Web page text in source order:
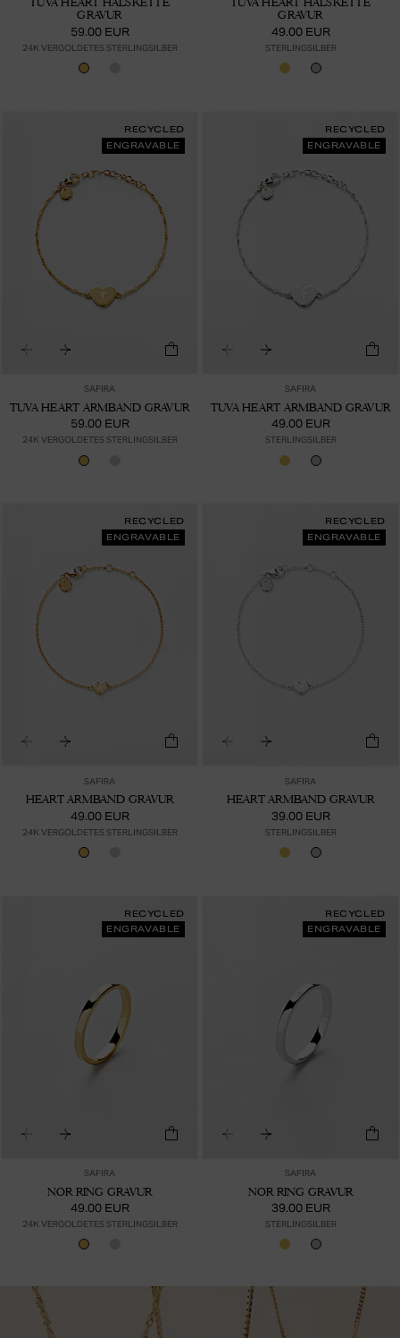
GRAVUR
59.00 EUR
24K VERGOLDETES STERLINGSILBER
GRAVUR
49.00 EUR
STERLINGSILBER
RECYCLED
ENGRAVABLE
SAFIRA
TUVA HEART ARMBAND GRAVUR
59.00 EUR
24K VERGOLDETES STERLINGSILBER
RECYCLED
ENGRAVABLE
SAFIRA
TUVA HEART ARMBAND GRAVUR
49.00 EUR
STERLINGSILBER
RECYCLED
ENGRAVABLE
SAFIRA
HEART ARMBAND GRAVUR
49.00 EUR
24K VERGOLDETES STERLINGSILBER
RECYCLED
ENGRAVABLE
SAFIRA
HEART ARMBAND GRAVUR
39.00 EUR
STERLINGSILBER
RECYCLED
ENGRAVABLE
SAFIRA
NOR RING GRAVUR
49.00 EUR
24K VERGOLDETES STERLINGSILBER
RECYCLED
ENGRAVABLE
SAFIRA
NOR RING GRAVUR
39.00 EUR
STERLINGSILBER